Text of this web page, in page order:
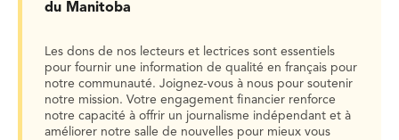
du Manitoba
Les dons de nos lecteurs et lectrices sont essentiels
pour fournir une information de qualité en français pour
notre communauté. Joignez-vous à nous pour soutenir
notre mission. Votre engagement financier renforce
notre capacité à offrir un journalisme indépendant et à
améliorer notre salle de nouvelles pour mieux vous